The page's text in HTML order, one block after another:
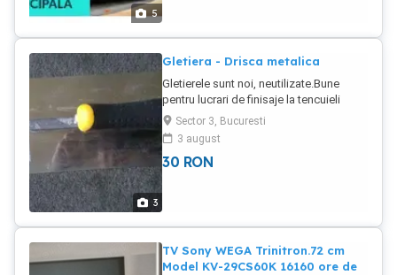
5
3
Gletiera - Drisca metalica
Gletierele sunt noi, neutilizate.Bune
pentru lucrari de finisaje la tencuieli
Sector 3, Bucuresti
3 august
30 RON
TV Sony WEGA Trinitron.72 cm
Model KV-29CS60K 16160 ore de